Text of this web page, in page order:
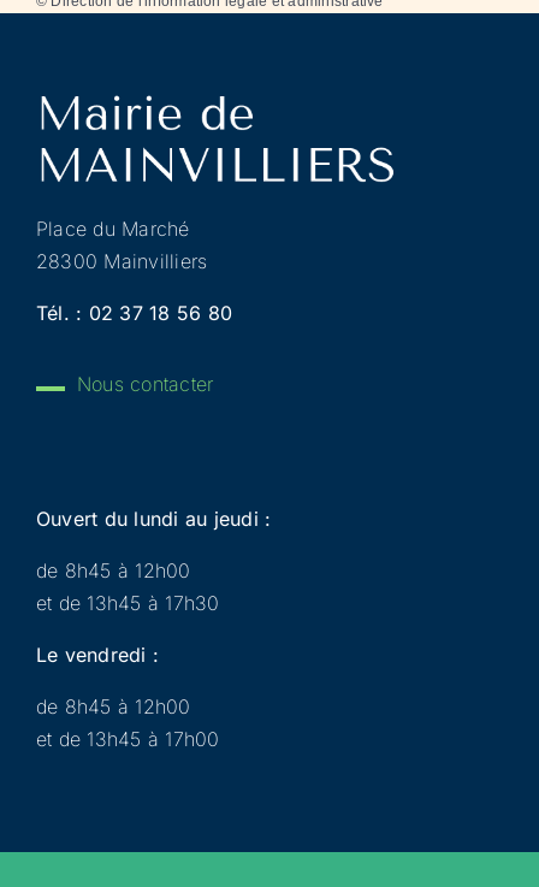
Place du Marché
28300 Mainvilliers
Tél. : 02 37 18 56 80
Nous contacter
Ouvert du lundi au jeudi :
de 8h45 à 12h00
et de 13h45 à 17h30
Le vendredi :
de 8h45 à 12h00
et de 13h45 à 17h00